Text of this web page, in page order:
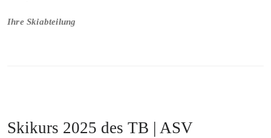
Ihre Skiabteilung
Skikurs 2025 des TB | ASV